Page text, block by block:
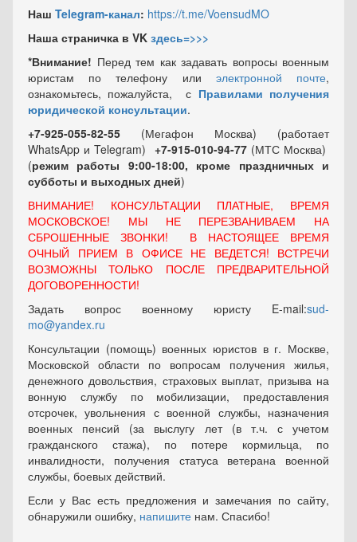
Наш Telegram-канал: https://t.me/VoensudMO
Наша страничка в VK здесь=>>>
*Внимание! Перед тем как задавать вопросы военным
юристам по телефону или электронной почте,
ознакомьтесь, пожалуйста, с Правилами получения
юридической консультации.
+7-925-055-82-55 (Мегафон Москва) (работает
WhatsApp и Telegram) +7-915-010-94-77 (МТС Москва)
(режим работы 9:00-18:00, кроме праздничных и
субботы и выходных дней)
ВНИМАНИЕ! КОНСУЛЬТАЦИИ ПЛАТНЫЕ, ВРЕМЯ
МОСКОВСКОЕ! МЫ НЕ ПЕРЕЗВАНИВАЕМ НА
СБРОШЕННЫЕ ЗВОНКИ! В НАСТОЯЩЕЕ ВРЕМЯ
ОЧНЫЙ ПРИЕМ В ОФИСЕ НЕ ВЕДЕТСЯ! ВСТРЕЧИ
ВОЗМОЖНЫ ТОЛЬКО ПОСЛЕ ПРЕДВАРИТЕЛЬНОЙ
ДОГОВОРЕННОСТИ!
Задать вопрос военному юристу E-mail:sud-
mo@yandex.ru
Консультации (помощь) военных юристов в г. Москве,
Московской области по вопросам получения жилья,
денежного довольствия, страховых выплат, призыва на
вонную службу по мобилизации, предоставления
отсрочек, увольнения с военной службы, назначения
военных пенсий (за выслугу лет (в т.ч. с учетом
гражданского стажа), по потере кормильца, по
инвалидности, получения статуса ветерана военной
службы, боевых действий.
Если у Вас есть предложения и замечания по сайту,
обнаружили ошибку, напишите нам. Спасибо!